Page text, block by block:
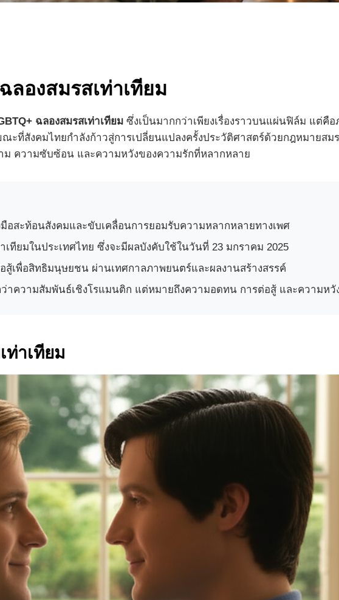
องสมรสเท่าเทียม
ฉลองสมรสเท่าเทียม ซึ่งเป็นมากกว่าเพียงเรื่องราวบนแผ่นฟิล์ม แต่คื
ะที่สังคมไทยกำลังก้าวสู่การเปลี่ยนแปลงครั้งประวัติศาสตร์ด้วยกฎหมายสม
ม ความซับซ้อน และความหวังของความรักที่หลากหลาย
อสะท้อนสังคมและขับเคลื่อนการยอมรับความหลากหลายทางเพศ
ทียมในประเทศไทย ซึ่งจะมีผลบังคับใช้ในวันที่ 23 มกราคม 2025
สู้เพื่อสิทธิมนุษยชน ผ่านเทศกาลภาพยนตร์และผลงานสร้างสรรค์
าความสัมพันธ์เชิงโรแมนติก แต่หมายถึงความอดทน การต่อสู้ และความหวั
าเทียม